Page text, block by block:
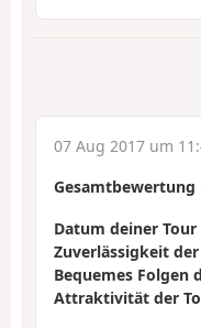
07 Aug 2017 um
Gesamtbewertung
Datum deiner Tour
Zuverlässigkeit
Bequemes Folgen
Attraktivität der